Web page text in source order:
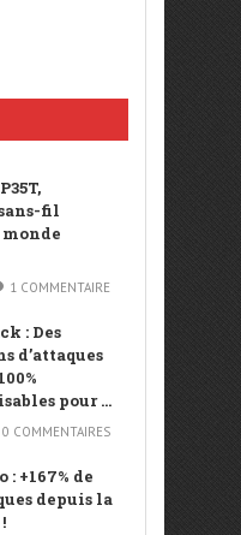
fil
1 COMMENTAIRE
: Des
d’attaques
pour ...
0 COMMENTAIRES
+167% de
depuis la